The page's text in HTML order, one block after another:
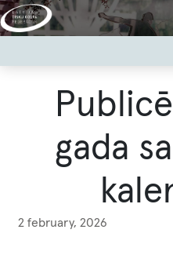
Skip
to
menu
gada
2 february, 2026